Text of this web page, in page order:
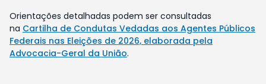
Orientações detalhadas podem ser consultadas
na Cartilha de Condutas Vedadas aos Agentes Públicos
Federais nas Eleições de 2026, elaborada pela
Advocacia-Geral da União.